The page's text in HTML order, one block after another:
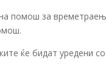
помош за
ќе бидат уредени